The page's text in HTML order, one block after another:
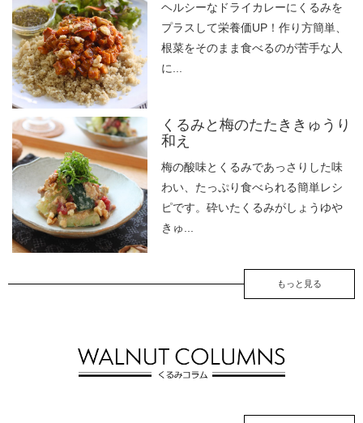
ヘルシーなドライカレーにくるみを
プラスして栄養価UP！作り方簡単、
根菜をそのまま食べるのが苦手な人
に...
くるみと梅のたたききゅうり
和え
梅の酸味とくるみであっさりした味
わい、たっぷり食べられる簡単レシ
ピです。砕いたくるみがしょうゆや
きゅ...
もっと見る